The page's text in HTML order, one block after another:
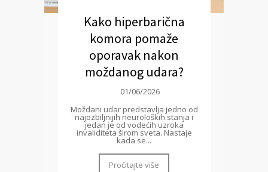
Kako hiperbarična
komora pomaže
oporavak nakon
moždanog udara?
01/06/2026
Moždani udar predstavlja jedno od
najozbiljnijih neuroloških stanja i
jedan je od vodećih uzroka
invaliditeta širom sveta. Nastaje
kada se...
Pročitajte više